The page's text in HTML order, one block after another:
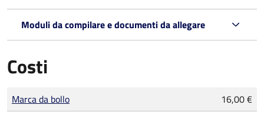
Moduli da compilare e documenti da allegare
Costi
Tipo di pagamento
Importo
Marca da bollo 16,00 €